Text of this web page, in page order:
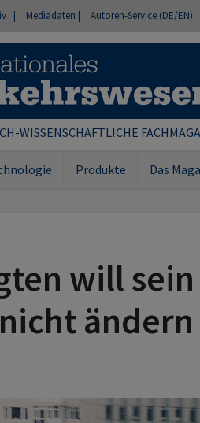
| Mediadaten | Autoren-Service (DE/EN)
WISSENSCHAFTLICHE
Produkte Das
will sein
ändern